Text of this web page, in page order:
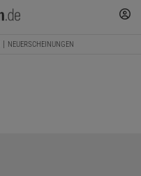
NEUERSCHEINUNGEN